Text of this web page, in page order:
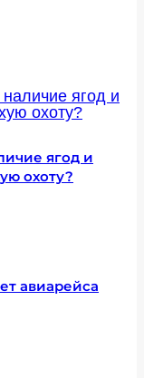
ягод и
охоту?
авиарейса